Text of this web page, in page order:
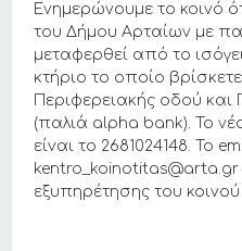
Ενημερώνουμε το κοινό
του Δήμου Αρταίων με
μεταφερθεί από το
κτήριο το οποίο
Περιφερειακής οδού
(παλιά alpha bank). Το
είναι το 2681024148. Το
kentro_koinotitas@arta.gr
εξυπηρέτησης του κοινού